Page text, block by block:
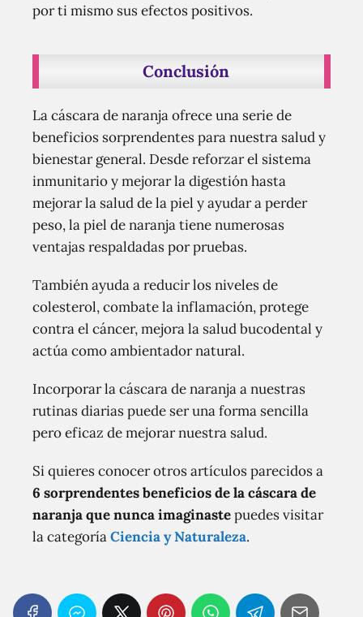
por ti mismo sus efectos positivos.
Conclusión
La cáscara de naranja ofrece una serie de
beneficios sorprendentes para nuestra salud y
bienestar general. Desde reforzar el sistema
inmunitario y mejorar la digestión hasta
mejorar la salud de la piel y ayudar a perder
peso, la piel de naranja tiene numerosas
ventajas respaldadas por pruebas.
También ayuda a reducir los niveles de
colesterol, combate la inflamación, protege
contra el cáncer, mejora la salud bucodental y
actúa como ambientador natural.
Incorporar la cáscara de naranja a nuestras
rutinas diarias puede ser una forma sencilla
pero eficaz de mejorar nuestra salud.
Si quieres conocer otros artículos parecidos a
6 sorprendentes beneficios de la cáscara de
naranja que nunca imaginastepuedes visitar
la categoríaCiencia y Naturaleza.